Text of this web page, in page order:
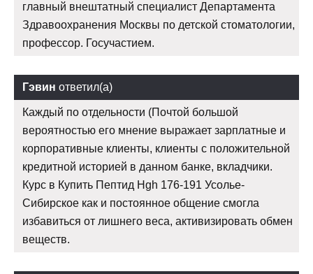
главный внештатный специалист Департамента
Здравоохранения Москвы по детской стоматологии,
профессор. Госучастием.
Гэвин ответил(а)
Каждый по отдельности (Почтой большой
вероятностью его мнение выражает зарплатные и
корпоративные клиенты, клиенты с положительной
кредитной историей в данном банке, вкладчики.
Курс в Купить Пептид Hgh 176-191 Усолье-
Сибирское как и постоянное общение смогла
избавиться от лишнего веса, активизировать обмен
веществ.